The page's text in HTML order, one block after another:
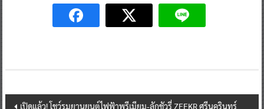
Post
เปิดแล้ว! โชว์รูมยานยนต์ไฟฟ้าพรีเมียม-ลักชัวรี่ ZEEKR ศรีนครินทร์